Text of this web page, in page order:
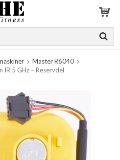
Master R6040
5 GHz – Reservdel